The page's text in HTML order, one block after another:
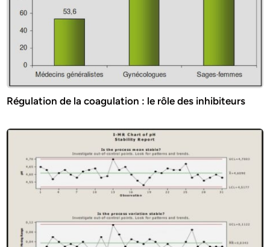
Régulation de la coagulation : le rôle des inhibiteurs